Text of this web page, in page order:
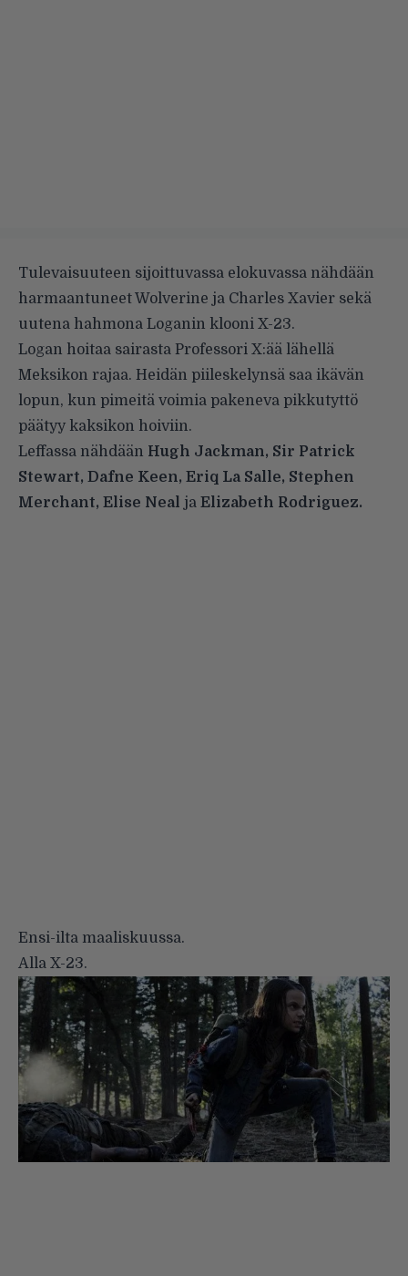
Tulevaisuuteen sijoittuvassa elokuvassa nähdään
harmaantuneet Wolverine ja Charles Xavier sekä
uutena hahmona Loganin klooni X-23.
Logan hoitaa sairasta Professori X:ää lähellä
Meksikon rajaa. Heidän piileskelynsä saa ikävän
lopun, kun pimeitä voimia pakeneva pikkutyttö
päätyy kaksikon hoiviin.
Leffassa nähdään Hugh Jackman, Sir Patrick
Stewart, Dafne Keen, Eriq La Salle, Stephen
Merchant, Elise Neal ja Elizabeth Rodriguez.
Ensi-ilta maaliskuussa.
Alla X-23.